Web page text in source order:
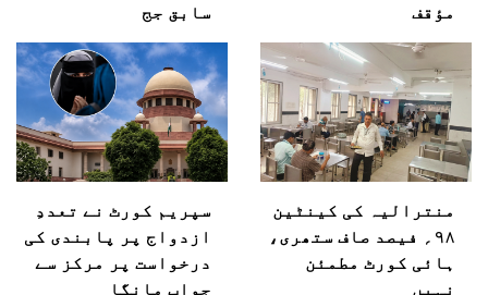
مؤقف
سابق جج
منترالیہ کی کینٹین
۹۸؍ فیصد صاف ستھری،
ہائی کورٹ مطمئن
نہیں
سپریم کورٹ نے تعددِ
ازدواج پر پابندی کی
درخواست پر مرکز سے
جواب مانگا